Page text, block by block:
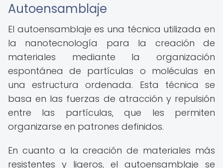
Autoensamblaje
El autoensamblaje es una técnica utilizada en
la nanotecnología para la creación de
materiales mediante la organización
espontánea de partículas o moléculas en
una estructura ordenada. Esta técnica se
basa en las fuerzas de atracción y repulsión
entre las partículas, que les permiten
organizarse en patrones definidos.
En cuanto a la creación de materiales más
resistentes y ligeros, el autoensamblaje se